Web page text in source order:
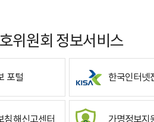
위원회 정보서비스
포털 한국인터넷
침해신고센터 가명정보지